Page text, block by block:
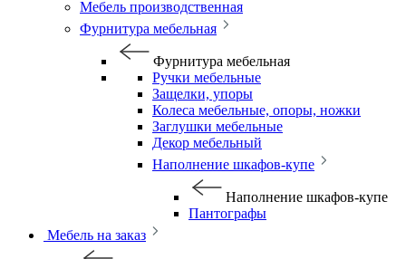
Мебель производственная
Фурнитура мебельная
Фурнитура мебельная
Ручки мебельные
Защелки, упоры
Колеса мебельные, опоры, ножки
Заглушки мебельные
Декор мебельный
Наполнение шкафов-купе
Наполнение шкафов-купе
Пантографы
Мебель на заказ